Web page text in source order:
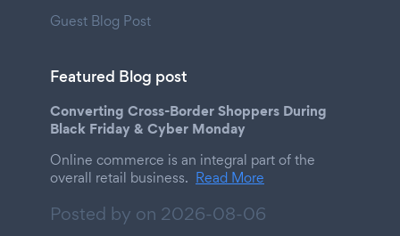
Guest Blog Post
Featured Blog post
Converting Cross-Border Shoppers During
Black Friday & Cyber Monday
Online commerce is an integral part of the
overall retail business. Read More
Posted by on 2026-08-06